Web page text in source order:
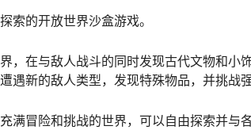
索的开放世界沙盒游戏。
，在与敌人战斗的同时发现古代文物和
遇新的敌人类型，发现特殊物品，并挑战
满冒险和挑战的世界，可以自由探索并